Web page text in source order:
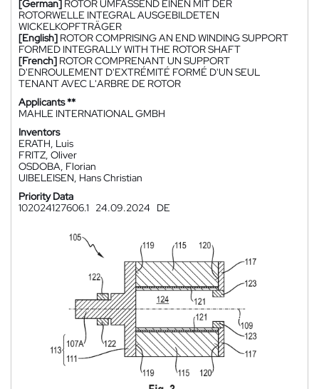
[German] ROTOR UMFASSEND EINEN MIT DER
ROTORWELLE INTEGRAL AUSGEBILDETEN
WICKELKOPFTRÄGER
[English] ROTOR COMPRISING AN END WINDING SUPPORT
FORMED INTEGRALLY WITH THE ROTOR SHAFT
[French] ROTOR COMPRENANT UN SUPPORT
D'ENROULEMENT D'EXTRÉMITÉ FORMÉ D'UN SEUL
TENANT AVEC L'ARBRE DE ROTOR
Applicants **
MAHLE INTERNATIONAL GMBH
Inventors
ERATH, Luis
FRITZ, Oliver
OSDOBA, Florian
UIBELEISEN, Hans Christian
Priority Data
102024127606.1
24.09.2024 DE